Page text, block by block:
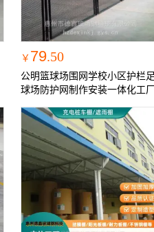
￥ 79.50
公明篮球场围网学校小区护栏
球场防护网制作安装一体化工